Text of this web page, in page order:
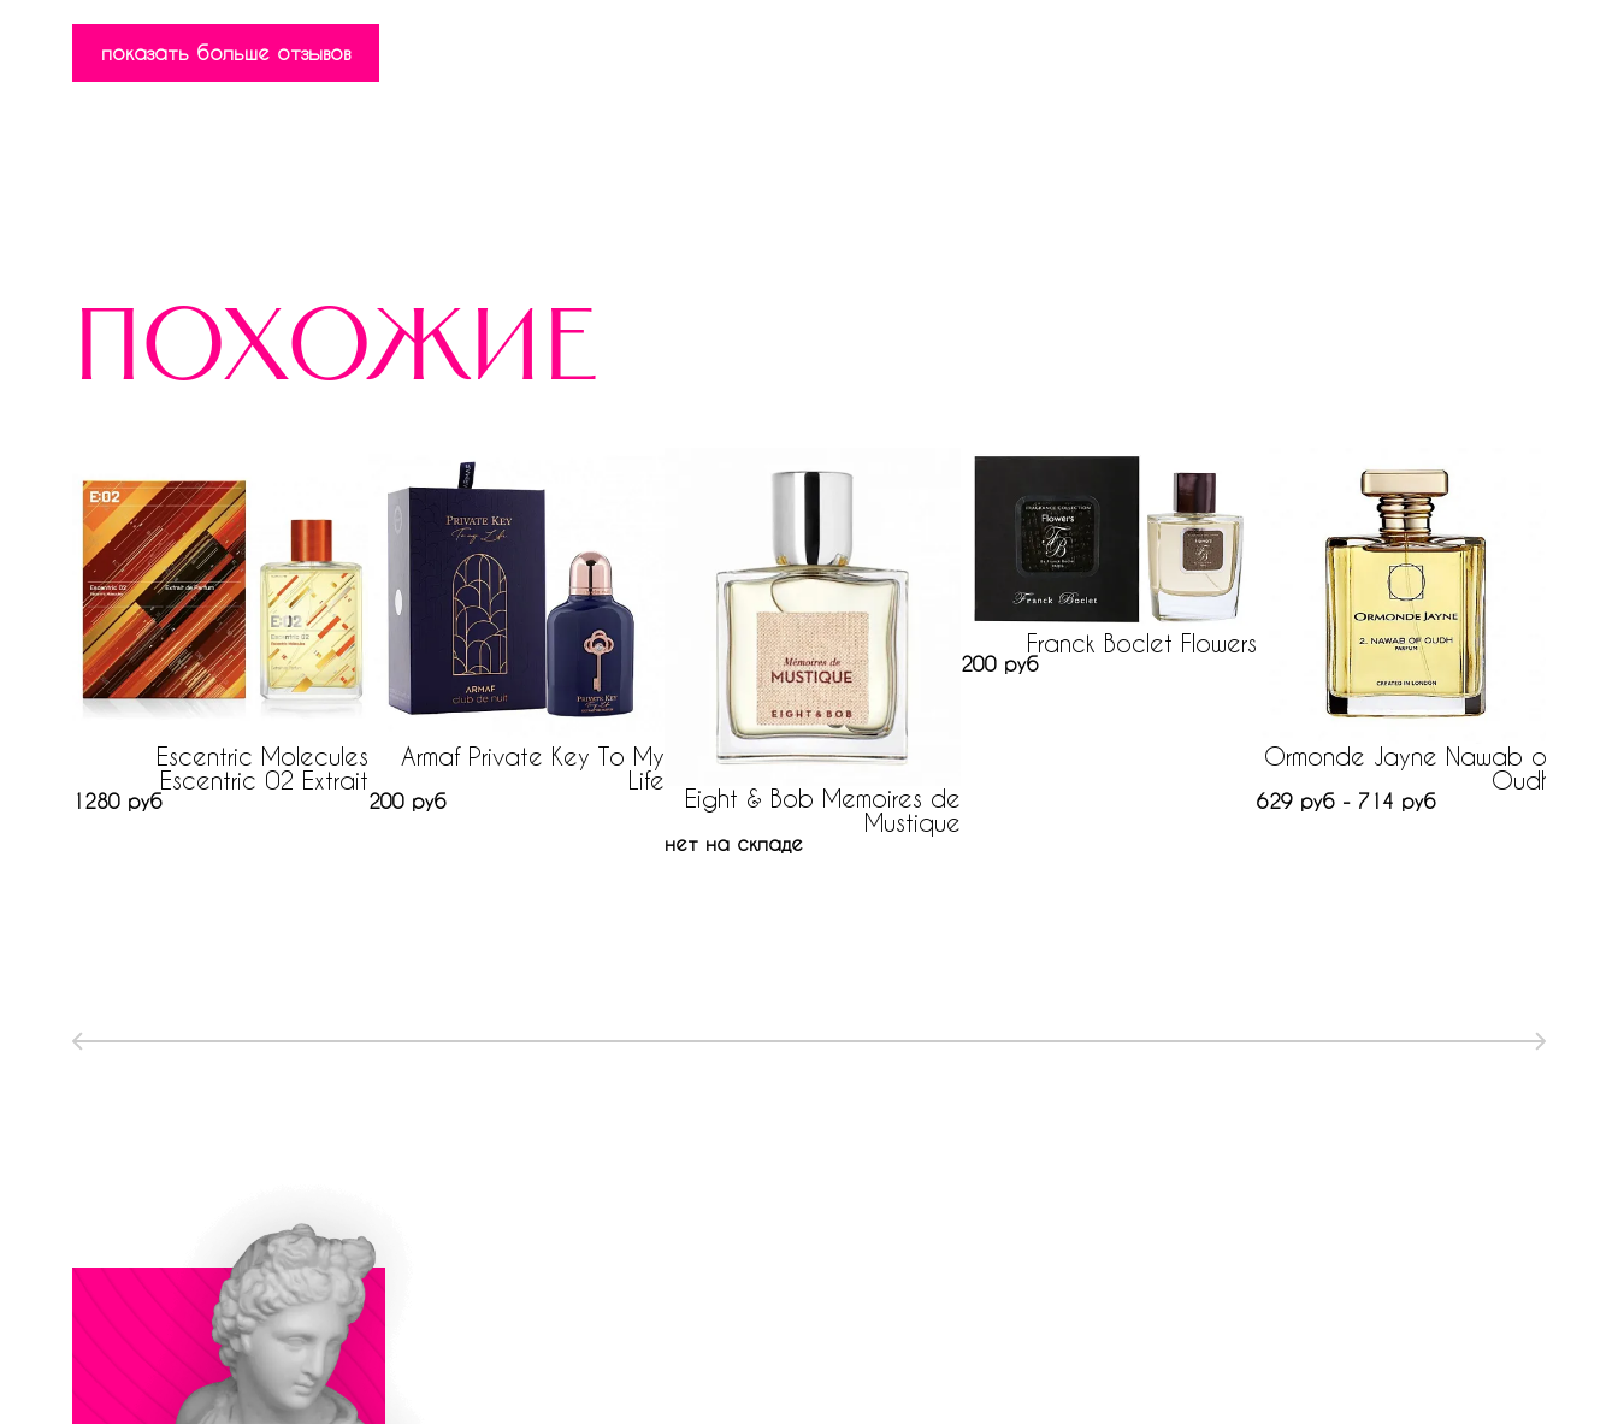
показать больше отзывов
похожие
Escentric Molecules
Escentric 02 Extrait
1280 руб
Armaf Private Key To My
Life
200 руб
Eight & Bob Memoires de
Mustique
нет на складе
Franck Boclet Flowers
200 руб
Ormonde Jayne Nawab of
Oudh
629 руб - 714 руб